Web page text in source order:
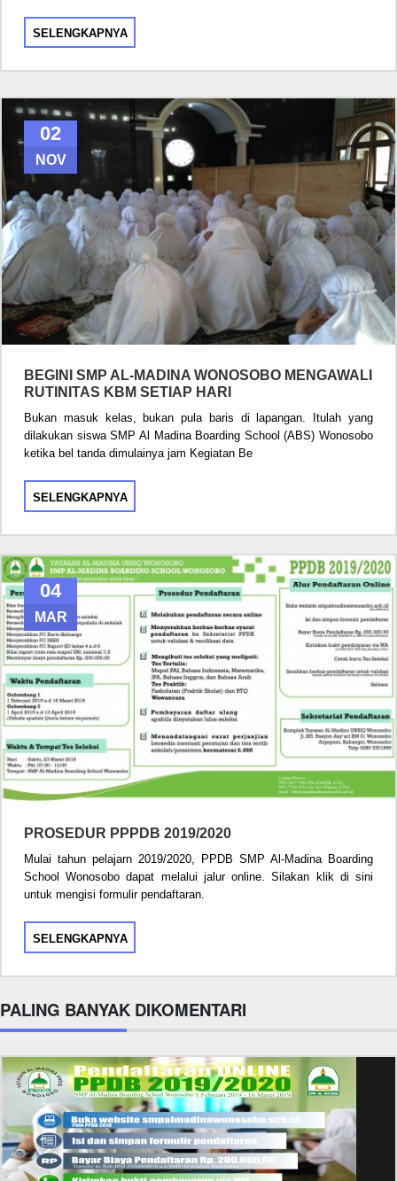
SELENGKAPNYA
02
NOV
BEGINI SMP AL-MADINA WONOSOBO MENGAWALI
RUTINITAS KBM SETIAP HARI
Bukan masuk kelas, bukan pula baris di lapangan. Itulah yang
dilakukan siswa SMP Al Madina Boarding School (ABS) Wonosobo
ketika bel tanda dimulainya jam Kegiatan Be
SELENGKAPNYA
04
MAR
PROSEDUR PPPDB 2019/2020
Mulai tahun pelajarn 2019/2020, PPDB SMP Al-Madina Boarding
School Wonosobo dapat melalui jalur online. Silakan klik di sini
untuk mengisi formulir pendaftaran.
SELENGKAPNYA
PALING BANYAK DIKOMENTARI